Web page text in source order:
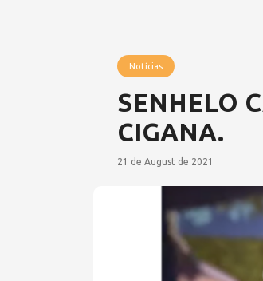
Notícias
SENHELO
CIGANA.
21 de August de 2021